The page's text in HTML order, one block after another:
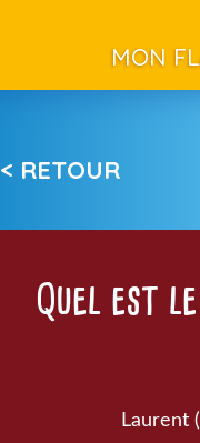
MON
< RETOUR
Quel est
Laurent